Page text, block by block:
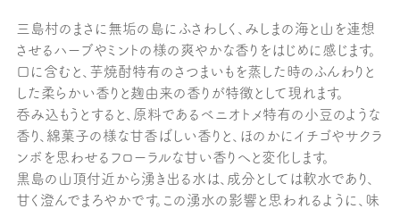
三島村のまさに無垢の島にふさわしく、みしまの海と山を連想
させるハーブやミントの様の爽やかな香りをはじめに感じます。
口に含むと、芋焼酎特有のさつまいもを蒸した時のふんわりと
した柔らかい香りと麹由来の香りが特徴として現れます。
呑み込もうとすると、原料であるベニオトメ特有の小豆のような
香り、綿菓子の様な甘香ばしい香りと、ほのかにイチゴやサクラ
ンボを思わせるフローラルな甘い香りへと変化します。
黒島の山頂付近から湧き出る水は、成分としては軟水であり、
甘く澄んでまろやかです。この湧水の影響と思われるように、味